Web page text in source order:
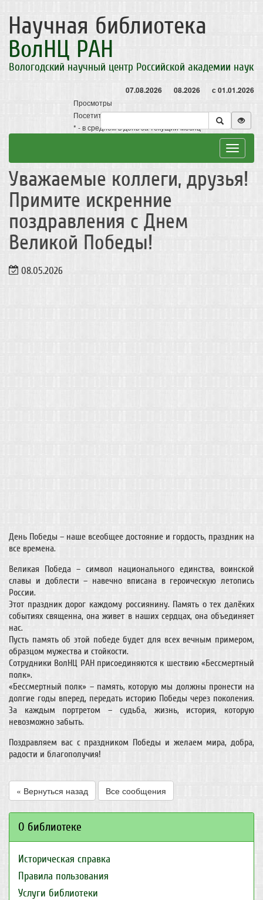
Научная библиотека
ВолНЦ РАН
Вологодский научный центр Российской академии наук
07.08.2026 08.2026 с 01.01.2026
Просмотры
Посетители
* - в среднем в день за текущий месяц
Toggle
Уважаемые коллеги, друзья!
Примите искренние
поздравления с Днем
Великой Победы!
08.05.2026
День Победы – наше всеобщее достояние и гордость, праздник на
все времена.
Великая Победа – символ национального единства, воинской
славы и доблести – навечно вписана в героическую летопись
России.
Этот праздник дорог каждому россиянину. Память о тех далёких
событиях священна, она живет в наших сердцах, она объединяет
нас.
Пусть память об этой победе будет для всех вечным примером,
образцом мужества и стойкости.
Сотрудники ВолНЦ РАН присоединяются к шествию «Бессмертный
полк».
«Бессмертный полк» – память, которую мы должны пронести на
долгие годы вперед, передать историю Победы через поколения.
За каждым портретом – судьба, жизнь, история, которую
невозможно забыть.
Поздравляем вас с праздником Победы и желаем мира, добра,
радости и благополучия!
« Вернуться назад Все сообщения
О библиотеке
Историческая справка
Правила пользования
Услуги библиотеки